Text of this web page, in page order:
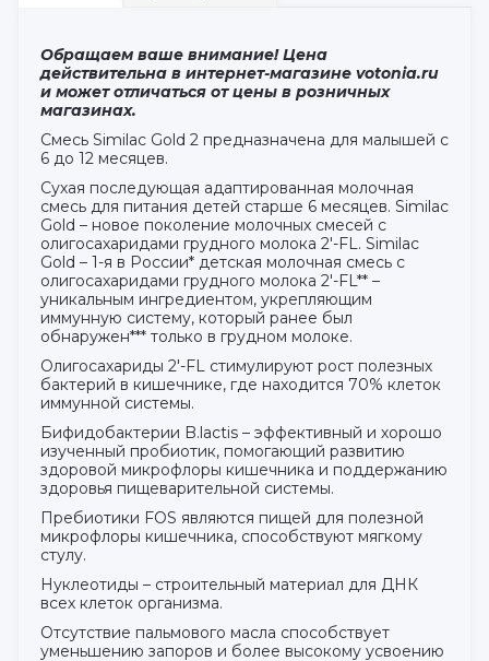
Обращаем ваше внимание! Цена
действительна в интернет-магазине votonia.ru
и может отличаться от цены в розничных
магазинах.
Смесь Similac Gold 2 предназначена для малышей с
6 до 12 месяцев.
Сухая последующая адаптированная молочная
смесь для питания детей старше 6 месяцев. Similac
Gold – новое поколение молочных смесей с
олигосахаридами грудного молока 2'-FL. Similac
Gold – 1-я в России* детская молочная смесь с
олигосахаридами грудного молока 2'-FL** –
уникальным ингредиентом, укрепляющим
иммунную систему, который ранее был
обнаружен*** только в грудном молоке.
Олигосахариды 2'-FL стимулируют рост полезных
бактерий в кишечнике, где находится 70% клеток
иммунной системы.
Бифидобактерии B.lactis – эффективный и хорошо
изученный пробиотик, помогающий развитию
здоровой микрофлоры кишечника и поддержанию
здоровья пищеварительной системы.
Пребиотики FOS являются пищей для полезной
микрофлоры кишечника, способствуют мягкому
стулу.
Нуклеотиды – строительный материал для ДНК
всех клеток организма.
Отсутствие пальмового масла способствует
уменьшению запоров и более высокому усвоению